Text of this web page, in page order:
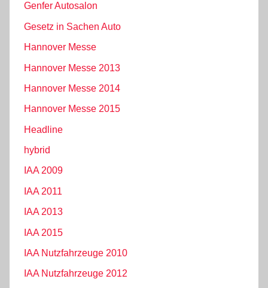
Genfer Autosalon
Gesetz in Sachen Auto
Hannover Messe
Hannover Messe 2013
Hannover Messe 2014
Hannover Messe 2015
Headline
hybrid
IAA 2009
IAA 2011
IAA 2013
IAA 2015
IAA Nutzfahrzeuge 2010
IAA Nutzfahrzeuge 2012